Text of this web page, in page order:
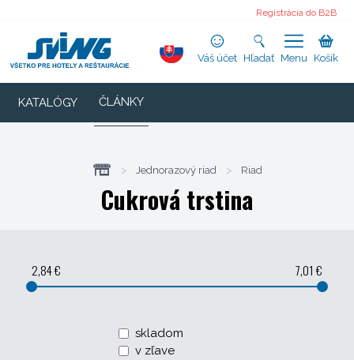
Registrácia do B2B
Váš účet Hľadať Menu Košík
KATALÓGY ČLÁNKY
> Jednorazový riad > Riad
Cukrová trstina
2,84 € 7,01 €
skladom
v zľave